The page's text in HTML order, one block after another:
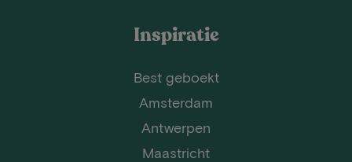
Inspiratie
Best geboekt
Amsterdam
Antwerpen
Maastricht